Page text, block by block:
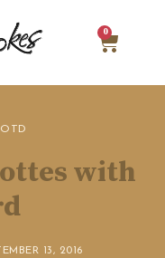
0
with
13, 2016